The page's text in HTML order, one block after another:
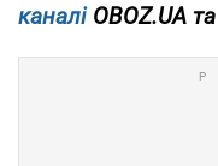
каналіOBOZ.UA та